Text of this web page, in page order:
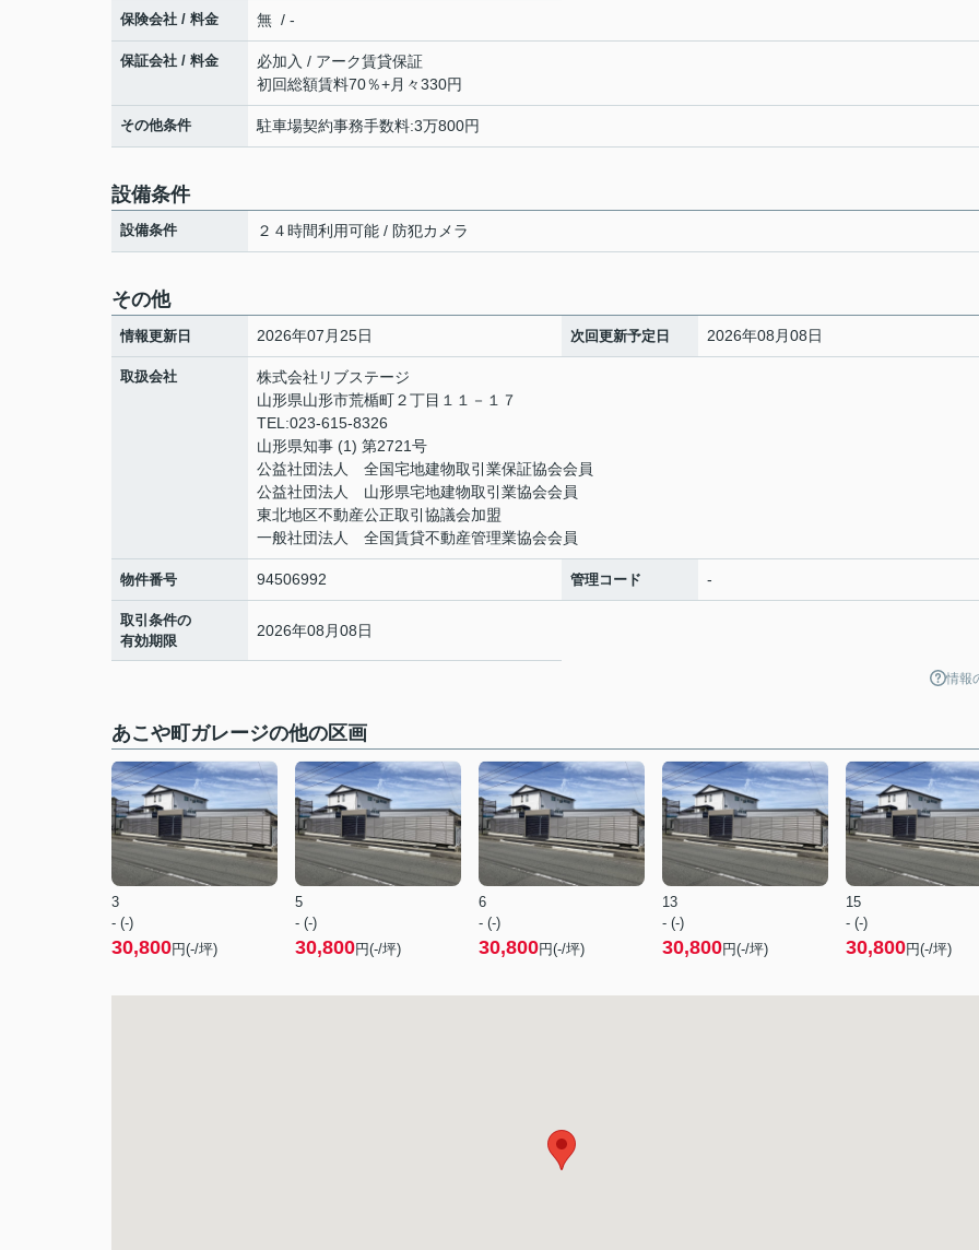
保険会社 / 料金 無 / -
保証会社 / 料金
必加入 / アーク賃貸保証
初回総額賃料70％+月々330円
その他条件 駐車場契約事務手数料:3万800円
設備条件
設備条件 ２４時間利用可能 / 防犯カメラ
その他
情報更新日 2026年07月25日 次回更新予定日 2026年08月08日
取扱会社
株式会社リブステージ
山形県山形市荒楯町２丁目１１－１７
TEL:023-615-8326
山形県知事 (1) 第2721号
公益社団法人 全国宅地建物取引業保証協会会員
公益社団法人 山形県宅地建物取引業協会会員
東北地区不動産公正取引協議会加盟
一般社団法人 全国賃貸不動産管理業協会会員
物件番号 94506992 管理コード -
取引条件の
有効期限
2026年08月08日
情報
あこや町ガレージの他の区画
3
- (-)
30,800円(-/坪)
5
- (-)
30,800円(-/坪)
6
- (-)
30,800円(-/坪)
13
- (-)
30,800円(-/坪)
15
- (-)
30,800円(-/坪)